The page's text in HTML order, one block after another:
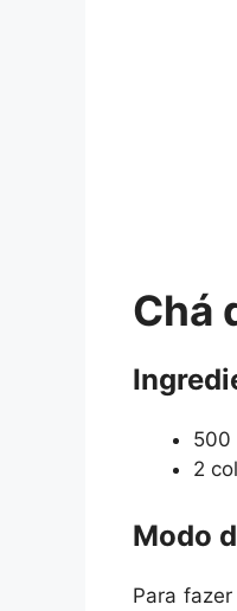
Chá
500
2
Modo
Para